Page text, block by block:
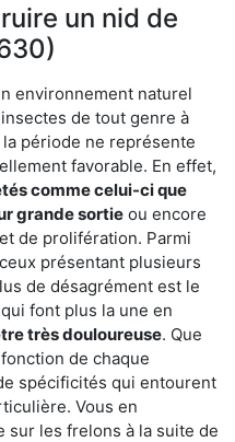
un nid de
environnement naturel
de tout genre à
période ne représente
favorable. En effet,
comme celui-ci que
grande sortie ou encore
de prolifération. Parmi
présentant plusieurs
de désagrément est le
font plus la une en
très douloureuse. Que
de chaque
spécificités qui entourent
Vous en
sur les frelons à la suite de